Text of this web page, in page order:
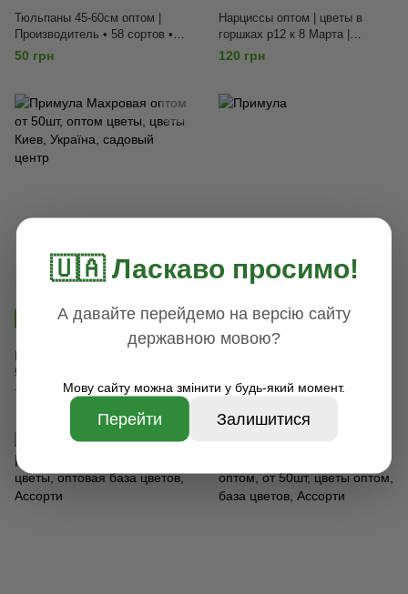
Тюльпаны 45-60см оптом |
Производитель • 58 сортов •
Садовый центр | цена от 2000
шт, Ассорти
50 грн
Нарциссы оптом | цветы в
горшках p12 к 8 Марта |
Производитель | Киев | цена от
50шт, Жёлтый
120 грн
50шт, оптом цветы, цветы
Киев, Україна, садовый центр
70 грн
Хит
🇺🇦 Ласкаво просимо!
А давайте перейдемо на версію сайту
державною мовою?
Мову сайту можна змінити у будь-який момент.
Перейти Залишитися